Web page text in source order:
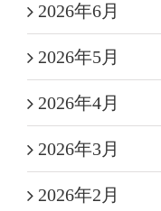
2026年6月
2026年5月
2026年4月
2026年3月
2026年2月